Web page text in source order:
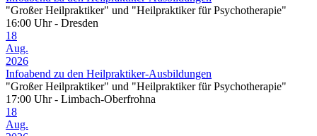
"Großer Heilpraktiker" und "Heilpraktiker für Psychotherapie"
16:00 Uhr - Dresden
18
Aug.
2026
Infoabend zu den Heilpraktiker-Ausbildungen
"Großer Heilpraktiker" und "Heilpraktiker für Psychotherapie"
17:00 Uhr - Limbach-Oberfrohna
18
Aug.